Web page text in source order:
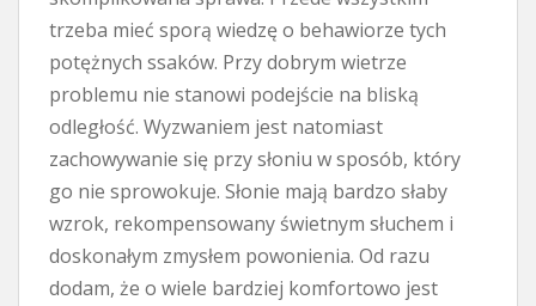
trzeba mieć sporą wiedzę o behawiorze tych
potężnych ssaków. Przy dobrym wietrze
problemu nie stanowi podejście na bliską
odległość. Wyzwaniem jest natomiast
zachowywanie się przy słoniu w sposób, który
go nie sprowokuje. Słonie mają bardzo słaby
wzrok, rekompensowany świetnym słuchem i
doskonałym zmysłem powonienia. Od razu
dodam, że o wiele bardziej komfortowo jest